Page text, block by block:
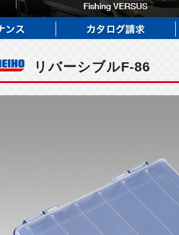
リバーシブルF-86